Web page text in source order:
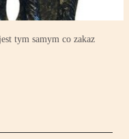
tym samym co zakaz